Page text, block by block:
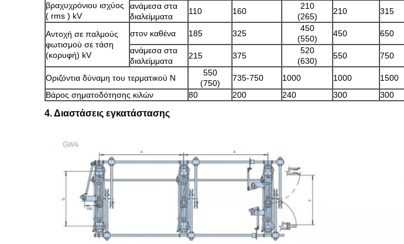
βραχυχρόνιου ισχύος
( rms ) kV
ανάμεσα στα
διαλείμματα
110 160
210
(265)
210 315
Αντοχή σε παλμούς
φωτισμού σε τάση
(κορυφή) kV
στον καθένα 185 325
450
(550)
450
650
ανάμεσα στα
διαλείμματα
215 375
520
(630)
550 750
Οριζόντια δύναμη του τερματικού N
550
(750)
735-750 1000 1000
1500
Βάρος σηματοδότησης κιλών
80 200 240 300 300
4. Διαστάσεις εγκατάστασης